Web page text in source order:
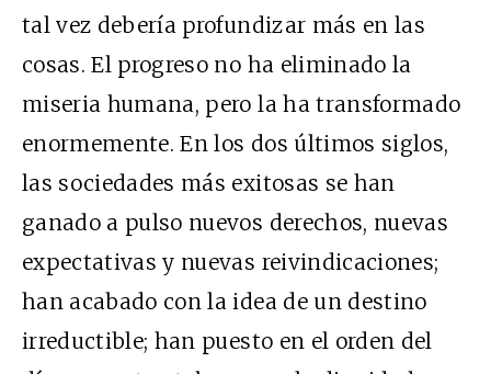
tal vez debería profundizar más en las
cosas. El progreso no ha eliminado la
miseria humana, pero la ha transformado
enormemente. En los dos últimos siglos,
las sociedades más exitosas se han
ganado a pulso nuevos derechos, nuevas
expectativas y nuevas reivindicaciones;
han acabado con la idea de un destino
irreductible; han puesto en el orden del